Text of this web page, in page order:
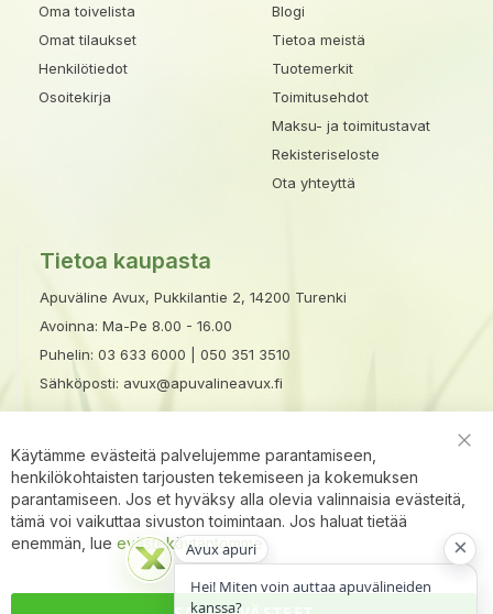
Oma toivelista
Omat tilaukset
Henkilötiedot
Osoitekirja
Blogi
Tietoa meistä
Tuotemerkit
Toimitusehdot
Maksu- ja toimitustavat
Rekisteriseloste
Ota yhteyttä
Tietoa kaupasta
Apuväline Avux, Pukkilantie 2, 14200 Turenki
Avoinna: Ma-Pe 8.00 - 16.00
Puhelin: 03 633 6000
050 351 3510
Sähköposti: avux@apuvalineavux.fi
Avux apuri
Hei! Miten voin auttaa apuvälineiden
kanssa?
×
Käytämme evästeitä palvelujemme parantamiseen,
henkilökohtaisten tarjousten tekemiseen ja kokemuksen
parantamiseen. Jos et hyväksy alla olevia valinnaisia evästeitä,
tämä voi vaikuttaa sivuston toimintaan. Jos haluat tietää
enemmän, lue evästekäytäntömme